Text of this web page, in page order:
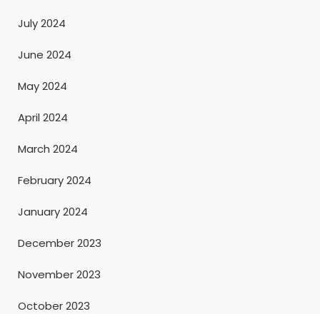
July 2024
June 2024
May 2024
April 2024
March 2024
February 2024
January 2024
December 2023
November 2023
October 2023